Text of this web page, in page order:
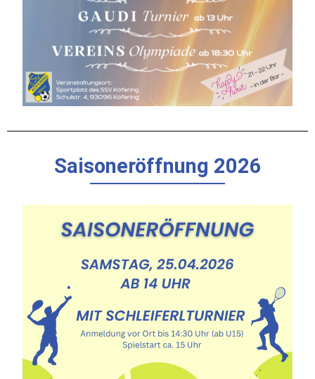
Saisoneröffnung 2026